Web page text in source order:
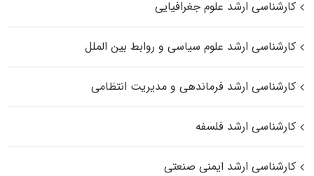
کارشناسی ارشد علوم جغرافیایی
کارشناسی ارشد علوم سیاسی و روابط بین الملل
کارشناسی ارشد فرماندهی و مدیریت انتظامی
کارشناسی ارشد فلسفه
کارشناسی ارشد ایمنی صنعتی